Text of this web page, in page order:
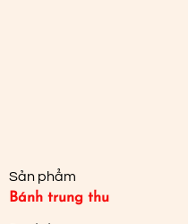
Sản phẩm
Bánh trung thu